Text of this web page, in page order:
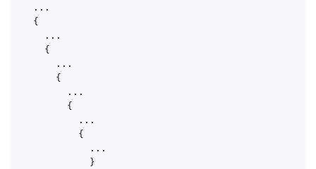
  ...
  {
    ...
    {
      ...
      {
        ...
        {
          ...
          {
            ...
            }